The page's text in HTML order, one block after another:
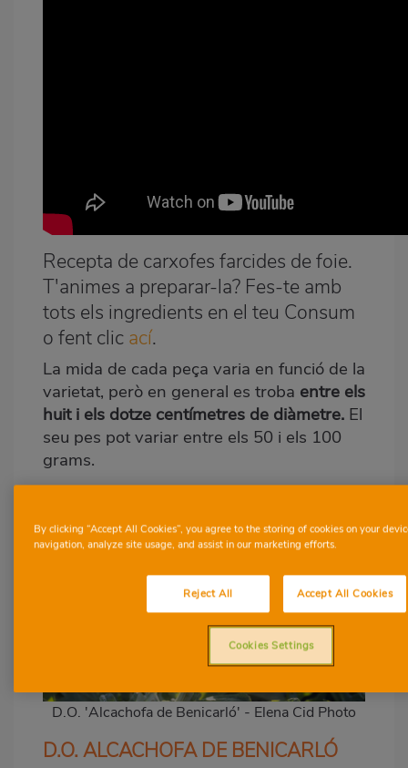
Recepta de carxofes farcides de foie.
T'animes a preparar-la? Fes-te amb
tots els ingredients en el teu Consum
o fent clic ací.
La mida de cada peça varia en funció de la
varietat, però en general es troba entre els
huit i els dotze centímetres de diàmetre. El
seu pes pot variar entre els 50 i els 100
grams.
D.O. 'Alcachofa de Benicarló' - Elena Cid Photo
D.O. ALCACHOFA DE BENICARLÓ
By clicking “Accept All Cookies”, you agree to the storing of cookies on your
navigation, analyze site usage, and assist in our marketing efforts.
Reject All Accept All Cookies
Cookies Settings